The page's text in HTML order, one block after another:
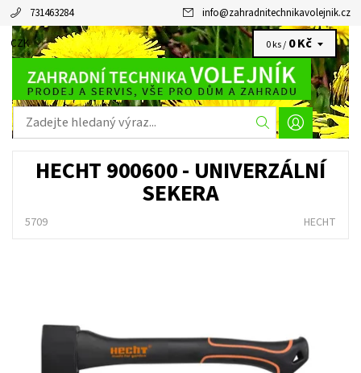
731463284 info@zahradnitechnikavolejnik.cz
CZK 0 ks / 0 Kč
HECHT 900600 - UNIVERZÁLNÍ
SEKERA
5709 HECHT